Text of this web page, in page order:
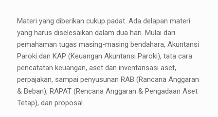
Materi yang diberikan cukup padat. Ada delapan materi
yang harus diselesaikan dalam dua hari. Mulai dari
pemahaman tugas masing-masing bendahara, Akuntansi
Paroki dan KAP (Keuangan Akuntansi Paroki), tata cara
pencatatan keuangan, aset dan inventarisasi aset,
perpajakan, sampai penyusunan RAB (Rancana Anggaran
& Beban), RAPAT (Rencana Anggaran & Pengadaan Aset
Tetap), dan proposal.